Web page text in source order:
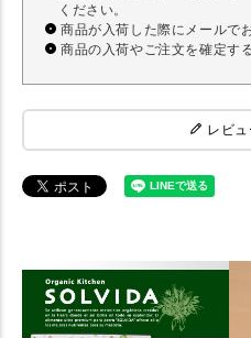
ください。
商品が入荷した際にメールで
商品の入荷やご注文を確定す
レビュ